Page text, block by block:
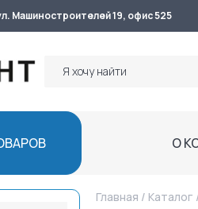
Машиностроителей 19, офис 525
О
Главная / Каталог